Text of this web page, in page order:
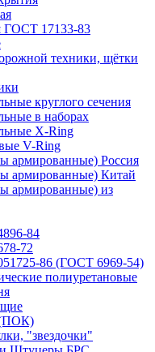
ГОСТ 17133-83
техники, щётки
круглого сечения
в наборах
Х-Ring
V-Ring
армированные) Россия
армированные) Китай
армированные) из
84
72
86 (ГОСТ 6969-54)
полиуретановые
(ПОК)
"звездочки"